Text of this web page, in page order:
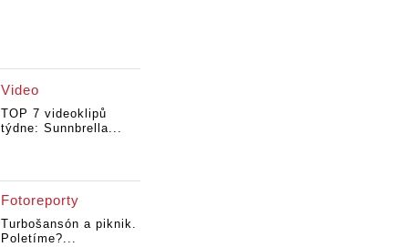
Video
TOP 7 videoklipů
týdne: Sunnbrella...
Fotoreporty
Turbošansón a piknik.
Poletíme?...